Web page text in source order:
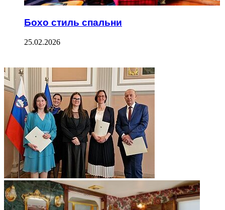
Бохо стиль спальни
25.02.2026